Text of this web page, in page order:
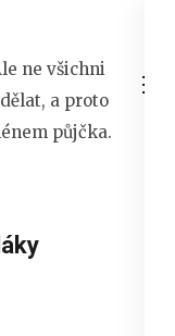
ne všichni
a proto
půjčka.